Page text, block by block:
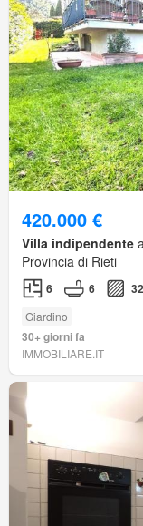
420.000 €
Villa indipendente
Provincia di Rieti
6 6
Giardino
30+ giorni fa
IMMOBILIARE.IT